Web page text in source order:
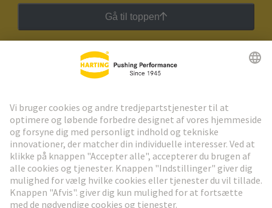
Gå til toppen
HARTING Newsletter
Gå til registrering
Social Media